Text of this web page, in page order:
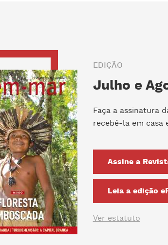
EDIÇÃO
Julho e
Faça a assinatura
recebê-la em casa
Assine a
Leia a edição
Ver estatuto